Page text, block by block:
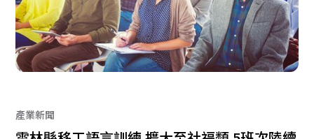
產業新聞